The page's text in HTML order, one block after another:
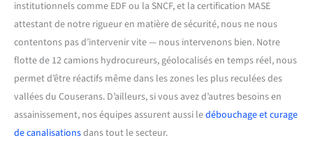
institutionnels comme EDF ou la SNCF, et la certification MASE
attestant de notre rigueur en matière de sécurité, nous ne nous
contentons pas d’intervenir vite — nous intervenons bien. Notre
flotte de 12 camions hydrocureurs, géolocalisés en temps réel, nous
permet d’être réactifs même dans les zones les plus reculées des
vallées du Couserans. D’ailleurs, si vous avez d’autres besoins en
assainissement, nos équipes assurent aussi ledébouchage et curage
de canalisationsdans tout le secteur.